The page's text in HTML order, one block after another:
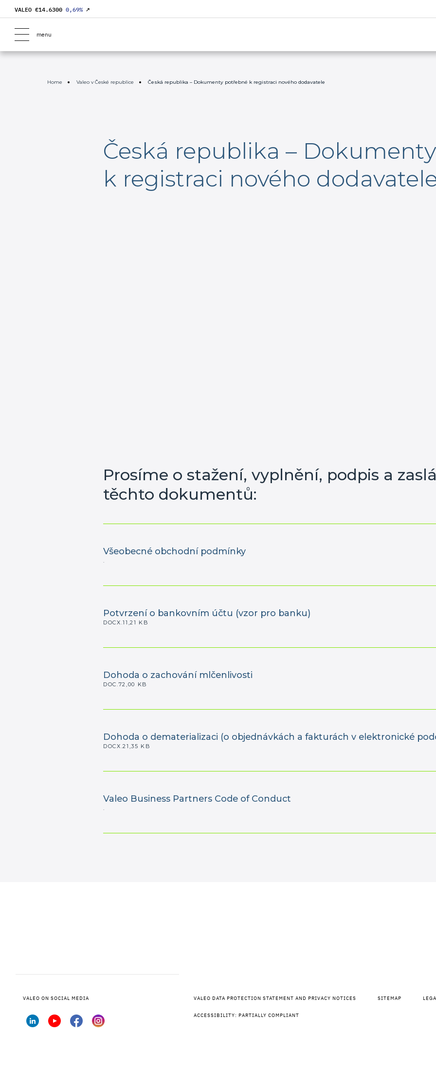
VALEO €14.6300 0,69% ↗
menu
Home Valeo v České republice Česká republika – Dokumenty potřebné k registraci nového dodavatele
Česká republika –
k registraci nového
Prosíme o stažení, vyplnění, podpis a
těchto dokumentů:
Všeobecné obchodní podmínky
.
Potvrzení o bankovním účtu (vzor pro banku)
DOCX.11,21 KB
Dohoda o zachování mlčenlivosti
DOC.72,00 KB
Dohoda o dematerializaci (o objednávkách a fakturách v elektronické
DOCX.21,35 KB
Valeo Business Partners Code of Conduct
.
VALEO ON SOCIAL MEDIA VALEO DATA PROTECTION STATEMENT AND PRIVACY NOTICES SITEMAP
ACCESSIBILITY: PARTIALLY COMPLIANT